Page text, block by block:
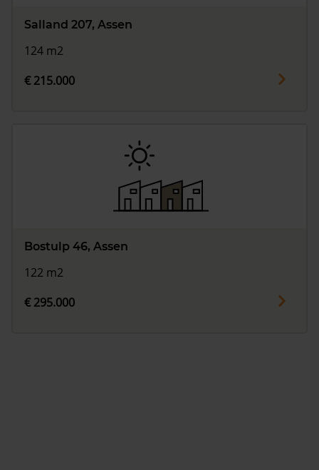
Salland 207, Assen
124 m2
€ 215.000
Bostulp 46, Assen
122 m2
€ 295.000